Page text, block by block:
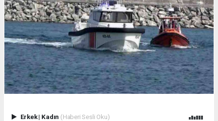
Erkek| Kadın (Haberi Sesli Oku)